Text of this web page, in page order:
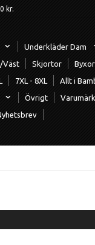
kr.
Underkläder Dam
Väst Skjortor Byxor
7XL - 8XL
Allt i
Övrigt